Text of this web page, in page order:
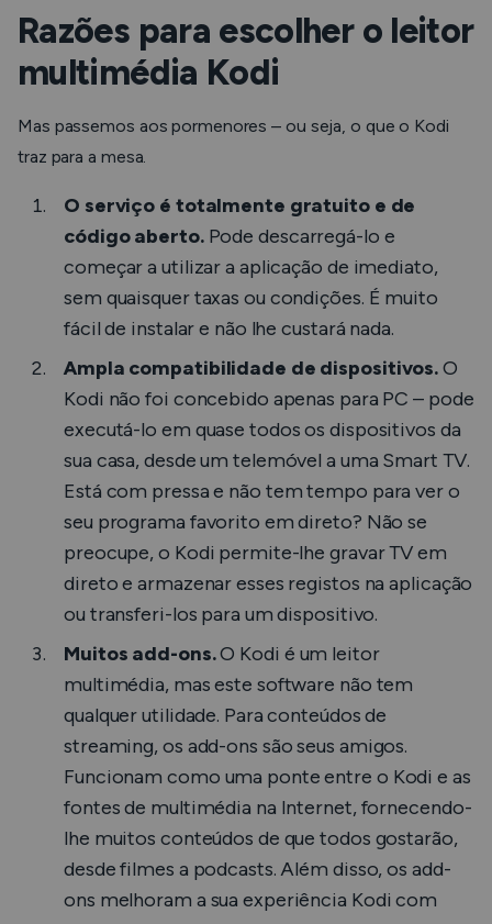
Razões para escolher o leitor
multimédia Kodi
Mas passemos aos pormenores – ou seja, o que o Kodi
traz para a mesa.
O serviço é totalmente gratuito e de
código aberto. Pode descarregá-lo e
começar a utilizar a aplicação de imediato,
sem quaisquer taxas ou condições. É muito
fácil de instalar e não lhe custará nada.
Ampla compatibilidade de dispositivos.O
Kodi não foi concebido apenas para PC – pode
executá-lo em quase todos os dispositivos da
sua casa, desde um telemóvel a uma Smart TV.
Está com pressa e não tem tempo para ver o
seu programa favorito em direto? Não se
preocupe, o Kodi permite-lhe gravar TV em
direto e armazenar esses registos na aplicação
ou transferi-los para um dispositivo.
Muitos add-ons.O Kodi é um leitor
multimédia, mas este software não tem
qualquer utilidade. Para conteúdos de
streaming, os add-ons são seus amigos.
Funcionam como uma ponte entre o Kodi e as
fontes de multimédia na Internet, fornecendo-
lhe muitos conteúdos de que todos gostarão,
desde filmes a podcasts. Além disso, os add-
ons melhoram a sua experiência Kodi com